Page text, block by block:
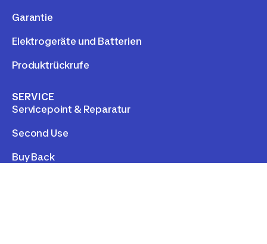
Garantie
Elektrogeräte und Batterien
Produktrückrufe
SERVICE
Servicepoint & Reparatur
Second Use
Buy Back